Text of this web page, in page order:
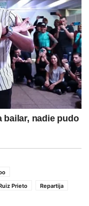
Prieto
Repartija